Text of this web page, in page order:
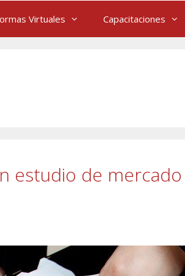
Virtuales Capacitaciones
estudio de